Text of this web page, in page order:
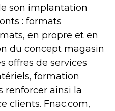
son implantation
: formats
en propre et en
du concept magasin
offres de services
formation
renforcer ainsi la
clients. Fnac.com,